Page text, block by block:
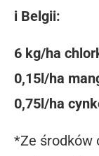
i Belgii:
6 kg/ha
0,15l/ha
0,75l/ha
*Ze środków